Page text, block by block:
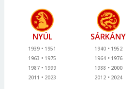
NYÚL
1939
1951
1963
1975
1987
1999
2011
2023
SÁRKÁNY
1940
1952
1964
1976
1988
2000
2012
2024